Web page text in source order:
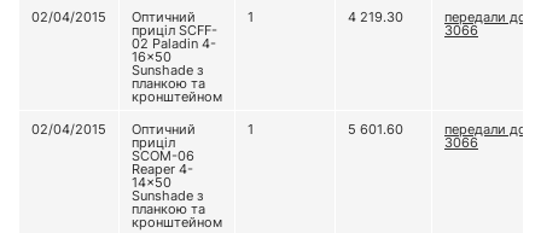
02/04/2015 Оптичний
приціл SCFF-
02 Paladin 4-
16x50
Sunshade з
планкою та
кронштейном
1 4 219.30 передали до
3066
02/04/2015 Оптичний
приціл
SCOM-06
Reaper 4-
14x50
Sunshade з
планкою та
кронштейном
1 5 601.60 передали до
3066